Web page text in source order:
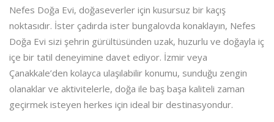
Nefes Doğa Evi, doğaseverler için kusursuz bir kaçış
noktasıdır. İster çadırda ister bungalovda konaklayın, Nefes
Doğa Evi sizi şehrin gürültüsünden uzak, huzurlu ve doğayla iç
içe bir tatil deneyimine davet ediyor. İzmir veya
Çanakkale’den kolayca ulaşılabilir konumu, sunduğu zengin
olanaklar ve aktivitelerle, doğa ile baş başa kaliteli zaman
geçirmek isteyen herkes için ideal bir destinasyondur.